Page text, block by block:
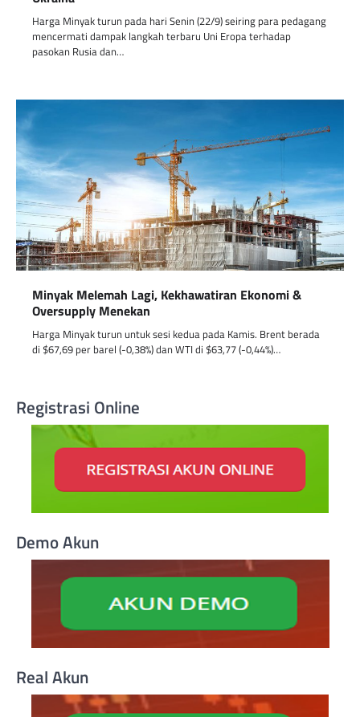
Harga Minyak turun pada hari Senin (22/9) seiring para pedagang
mencermati dampak langkah terbaru Uni Eropa terhadap
pasokan Rusia dan…
Minyak Melemah Lagi, Kekhawatiran Ekonomi &
Oversupply Menekan
Harga Minyak turun untuk sesi kedua pada Kamis. Brent berada
di $67,69 per barel (-0,38%) dan WTI di $63,77 (-0,44%)…
Registrasi Online
Demo Akun
Real Akun